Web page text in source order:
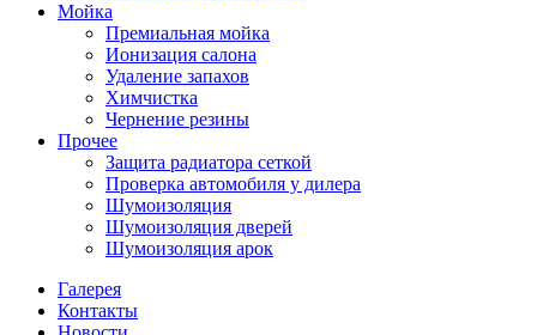
Мойка
Премиальная мойка
Ионизация салона
Удаление запахов
Химчистка
Чернение резины
Прочее
Защита радиатора сеткой
Проверка автомобиля у дилера
Шумоизоляция
Шумоизоляция дверей
Шумоизоляция арок
Галерея
Контакты